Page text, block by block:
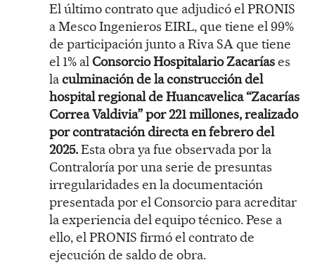
El último contrato que adjudicó el PRONIS
a Mesco Ingenieros EIRL, que tiene el 99%
de participación junto a Riva SA que tiene
el 1% alConsorcio Hospitalario Zacaríases
laculminación de la construcción del
hospital regional de Huancavelica “Zacarías
Correa Valdivia” por 221 millones, realizado
por contratación directa en febrero del
2025.Esta obra ya fue observada por la
Contraloría por una serie de presuntas
irregularidades en la documentación
presentada por el Consorcio para acreditar
la experiencia del equipo técnico. Pese a
ello, el PRONIS firmó el contrato de
ejecución de saldo de obra.